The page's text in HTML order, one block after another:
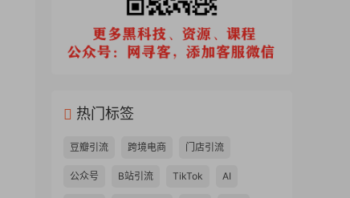
热门标签
豆瓣引流 跨境电商 门店引流
公众号 B站引流 TikTok AI